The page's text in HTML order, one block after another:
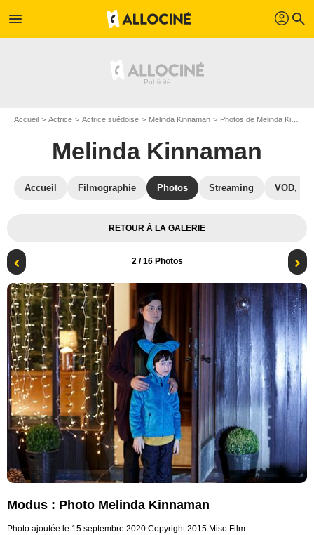
menu profil search
Accueil Actrice Actrice suédoise Melinda Kinnaman Photos de Melinda Kinnaman
Melinda Kinnaman
Accueil Filmographie Photos Streaming VOD,
RETOUR À LA GALERIE
2/ 16 Photos
Modus : Photo Melinda Kinnaman
Photo ajoutée le 15 septembre 2020 Copyright 2015 Miso Film